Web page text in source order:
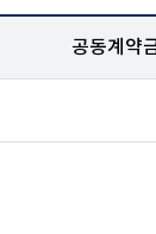
공동계약